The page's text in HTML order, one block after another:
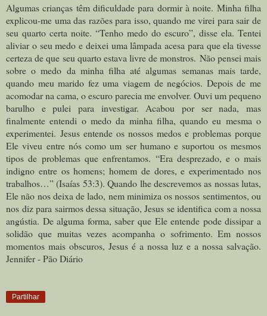
Algumas crianças têm dificuldade para dormir à noite. Minha filha
explicou-me uma das razões para isso, quando me virei para sair de
seu quarto certa noite. “Tenho medo do escuro”, disse ela. Tentei
aliviar o seu medo e deixei uma lâmpada acesa para que ela tivesse
certeza de que seu quarto estava livre de monstros. Não pensei mais
sobre o medo da minha filha até algumas semanas mais tarde,
quando meu marido fez uma viagem de negócios. Depois de me
acomodar na cama, o escuro parecia me envolver. Ouvi um pequeno
barulho e pulei para investigar. Acabou por ser nada, mas
finalmente entendi o medo da minha filha, quando eu mesma o
experimentei. Jesus entende os nossos medos e problemas porque
Ele viveu entre nós como um ser humano e suportou os mesmos
tipos de problemas que enfrentamos. “Era desprezado, e o mais
indigno entre os homens; homem de dores, e experimentado nos
trabalhos…” (Isaías 53:3). Quando lhe descrevemos as nossas lutas,
Ele não nos deixa de lado, nem minimiza os nossos sentimentos, ou
nos diz para sairmos dessa situação, Jesus se identifica com a nossa
angústia. De alguma forma, saber que Ele entende pode dissipar a
solidão que muitas vezes acompanha o sofrimento. Em nossos
momentos mais obscuros, Jesus é a nossa luz e a nossa salvação.
Jennifer - Pão Diário
Partilhar